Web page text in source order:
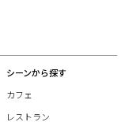
シーンから探す
カフェ
レストラン